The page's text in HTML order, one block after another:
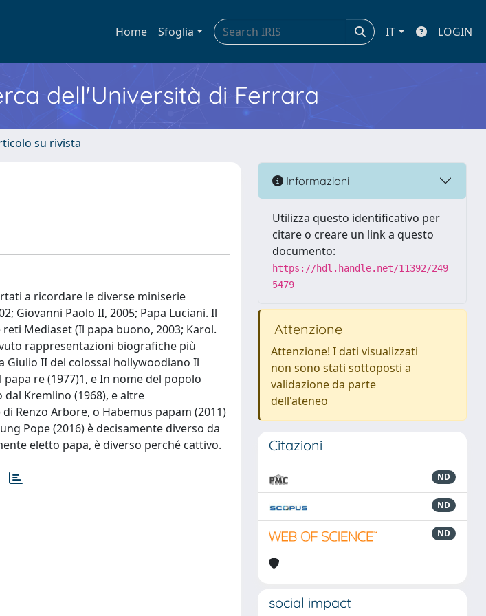
Home Sfoglia IT LOGIN
dell'Università di Ferrara
su rivista
a ricordare le diverse miniserie
Giovanni Paolo II, 2005; Papa Luciani. Il
Mediaset (Il papa buono, 2003; Karol.
rappresentazioni biografiche più
Giulio II del colossal hollywoodiano Il
papa re (1977)1, e In nome del popolo
Kremlino (1968), e altre
Renzo Arbore, o Habemus papam (2011)
Pope (2016) è decisamente diverso da
eletto papa, è diverso perché cattivo.
Informazioni
Utilizza questo identificativo per
citare o creare un link a questo
documento:
https://hdl.handle.net/11392/249
5479
Attenzione
Attenzione! I dati visualizzati
non sono stati sottoposti a
validazione da parte
dell'ateneo
Citazioni
ND
ND
ND
social impact